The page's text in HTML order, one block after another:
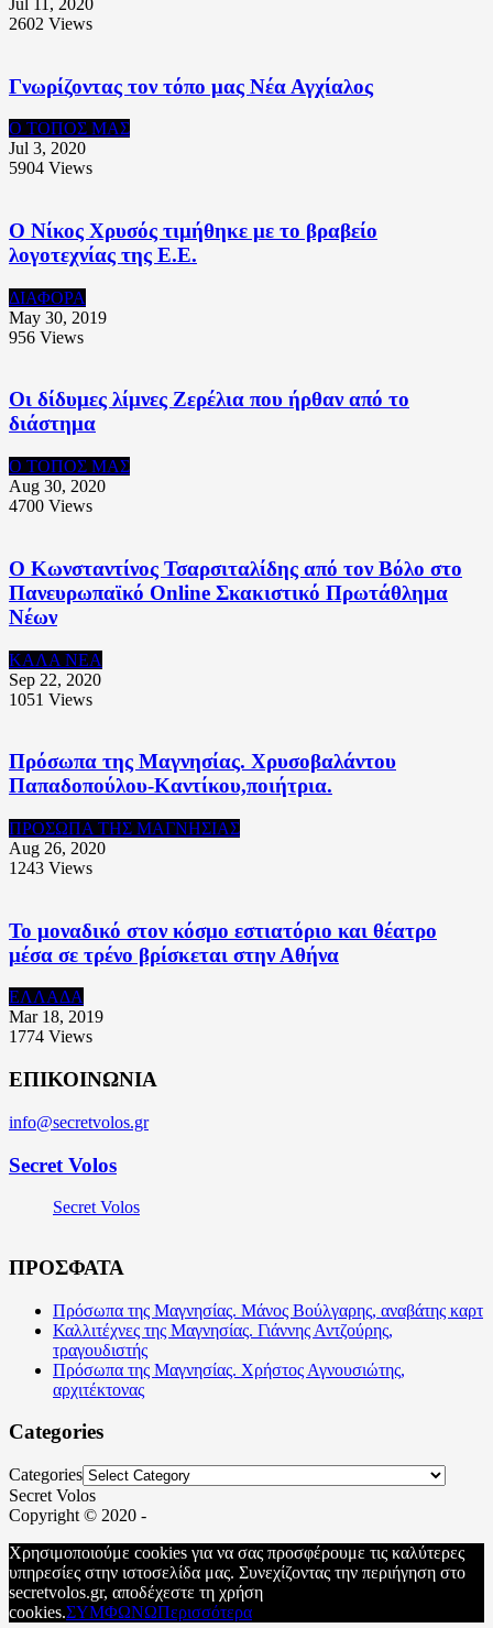
2602 Views
Γνωρίζοντας τον τόπο μας Νέα Αγχίαλος
Ο ΤΟΠΟΣ ΜΑΣ
Jul 3, 2020
5904 Views
Ο Νίκος Χρυσός τιμήθηκε με το βραβείο
λογοτεχνίας της Ε.Ε.
ΔΙΑΦΟΡΑ
May 30, 2019
956 Views
Οι δίδυμες λίμνες Ζερέλια που ήρθαν από το
διάστημα
Ο ΤΟΠΟΣ ΜΑΣ
Aug 30, 2020
4700 Views
Ο Κωνσταντίνος Τσαρσιταλίδης από τον Βόλο στο
Πανευρωπαϊκό Online Σκακιστικό Πρωτάθλημα
Νέων
ΚΑΛΑ ΝΕΑ
Sep 22, 2020
1051 Views
Πρόσωπα της Μαγνησίας. Χρυσοβαλάντου
Παπαδοπούλου-Καντίκου,ποιήτρια.
ΠΡΟΣΩΠΑ ΤΗΣ ΜΑΓΝΗΣΙΑΣ
Aug 26, 2020
1243 Views
Το μοναδικό στον κόσμο εστιατόριο και θέατρο
μέσα σε τρένο βρίσκεται στην Αθήνα
ΕΛΛΑΔΑ
Mar 18, 2019
1774 Views
ΕΠΙΚΟΙΝΩΝΙΑ
info@secretvolos.gr
Secret Volos
Secret Volos
ΠΡΟΣΦΑΤΑ
Πρόσωπα της Μαγνησίας. Μάνος Βούλγαρης, αναβάτης καρτ
Καλλιτέχνες της Μαγνησίας. Γιάννης Αντζούρης,
τραγουδιστής
Πρόσωπα της Μαγνησίας. Χρήστος Αγνουσιώτης,
αρχιτέκτονας
Categories
Categories
Secret Volos
Copyright © 2020 -
Χρησιμοποιούμε cookies για να σας προσφέρουμε τις καλύτερες
υπηρεσίες στην ιστοσελίδα μας. Συνεχίζοντας την περιήγηση στο
secretvolos.gr, αποδέχεστε τη χρήση
cookies.ΣΥΜΦΩΝΩΠερισσότερα